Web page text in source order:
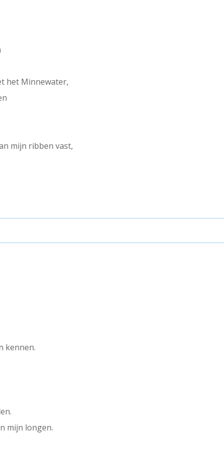
het Minnewater,
mijn ribben vast,
kennen.
mijn longen.